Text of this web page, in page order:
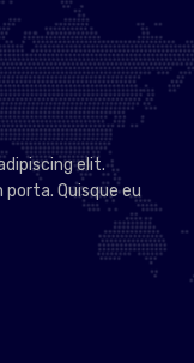
elit.
Quisque eu